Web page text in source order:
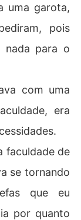
uma garota,
pois
nada para o
com uma
era
faculdade de
se tornando
que eu
por quanto